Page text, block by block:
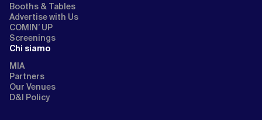
Booths & Tables
Advertise with Us
COMIN’ UP
Screenings
Chi siamo
MIA
Partners
Our Venues
D&I Policy